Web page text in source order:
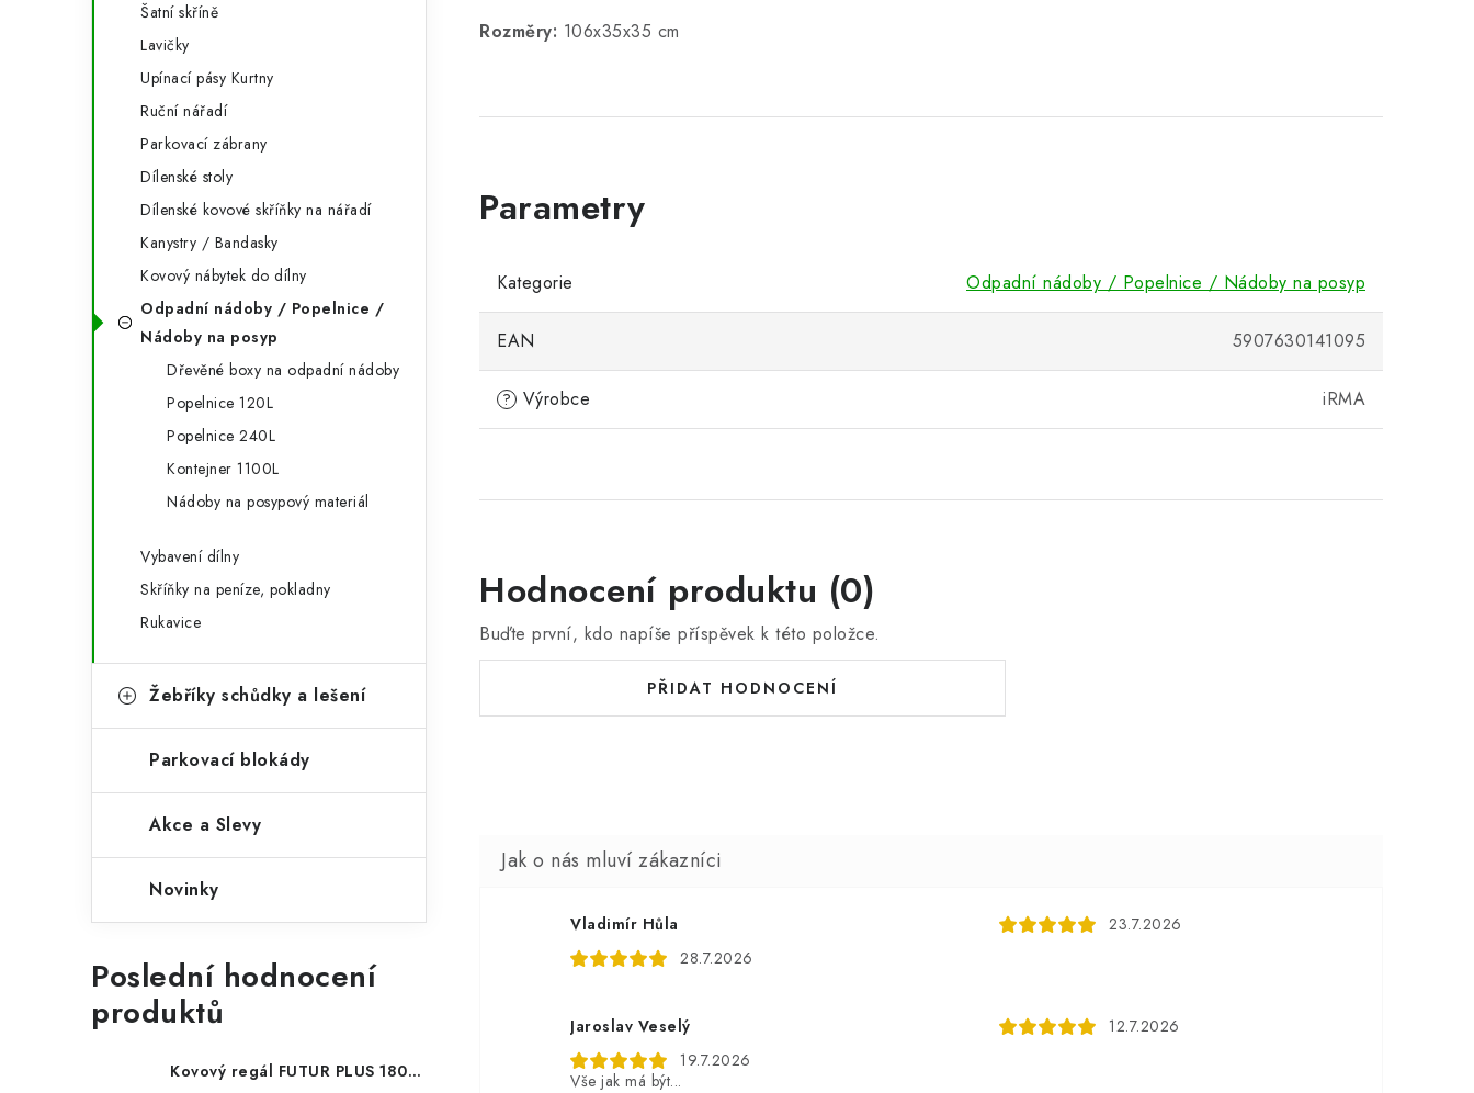
Šatní skříně
Lavičky
Upínací pásy Kurtny
Ruční nářadí
Parkovací zábrany
Dílenské stoly
Dílenské kovové skříňky na nářadí
Kanystry / Bandasky
Kovový nábytek do dílny
Odpadní nádoby / Popelnice /
Nádoby na posyp
Dřevěné boxy na odpadní nádoby
Popelnice 120L
Popelnice 240L
Kontejner 1100L
Nádoby na posypový materiál
Vybavení dílny
Skříňky na peníze, pokladny
Rukavice
Žebříky schůdky a lešení
Parkovací blokády
Akce a Slevy
Novinky
Poslední hodnocení
produktů
Kovový regál FUTUR PLUS 180x120x45 5 polic Nosnost 1000 KG - pozinkovaný
Rozměry: 106x35x35 cm
Kategorie Odpadní nádoby / Popelnice / Nádoby na posyp
EAN 5907630141095
? Výrobce iRMA
Hodnocení produktu (0)
Buďte první, kdo napíše příspěvek k této položce.
PŘIDAT HODNOCENÍ
Vladimír Hůla
28.7.2026
23.7.2026
Jaroslav Veselý
19.7.2026
Vše jak má být...
12.7.2026